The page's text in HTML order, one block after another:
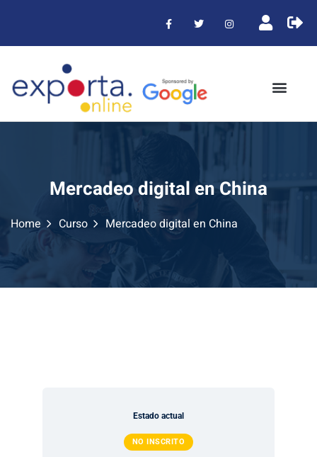
Mercadeo digital en China
Home Curso Mercadeo digital en China
Estado actual
NO INSCRITO